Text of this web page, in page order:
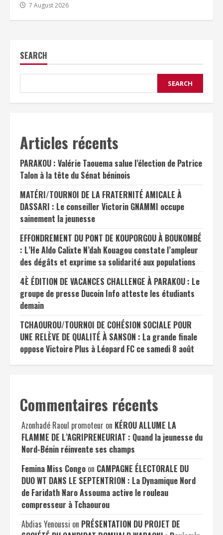
7 August 2026
SEARCH
SEARCH
Articles récents
PARAKOU : Valérie Taouema salue l’élection de Patrice
Talon à la tête du Sénat béninois
MATÉRI/TOURNOI DE LA FRATERNITÉ AMICALE À
DASSARI : Le conseiller Victorin GNAMMI occupe
sainement la jeunesse
EFFONDREMENT DU PONT DE KOUPORGOU À BOUKOMBÉ
: L’He Aldo Calixte N’dah Kouagou constate l’ampleur
des dégâts et exprime sa solidarité aux populations
4È ÉDITION DE VACANCES CHALLENGE À PARAKOU : Le
groupe de presse Ducoin Info atteste les étudiants
demain
TCHAOUROU/TOURNOI DE COHÉSION SOCIALE POUR
UNE RELÈVE DE QUALITÉ À SANSON : La grande finale
oppose Victoire Plus à Léopard FC ce samedi 8 août
Commentaires récents
Azonhadé Raoul promoteur on KÉROU ALLUME LA
FLAMME DE L’AGRIPRENEURIAT : Quand la jeunesse du
Nord-Bénin réinvente ses champs
Femina Miss Congo on CAMPAGNE ÉLECTORALE DU
DUO WT DANS LE SEPTENTRION : La Dynamique Nord
de Faridath Naro Assouma active le rouleau
compresseur à Tchaourou
Abdias Yenoussi on PRÉSENTATION DU PROJET DE